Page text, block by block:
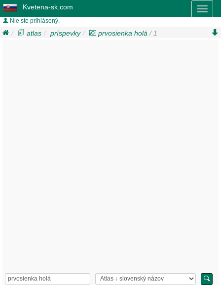
Kvetena-sk.com
Nie ste prihlásený.
atlas príspevky prvosienka holá / 1